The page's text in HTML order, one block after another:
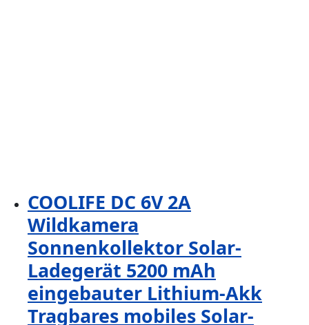
COOLIFE DC 6V 2A
Wildkamera
Sonnenkollektor Solar-
Ladegerät 5200 mAh
eingebauter Lithium-Akk
Tragbares mobiles Solar-